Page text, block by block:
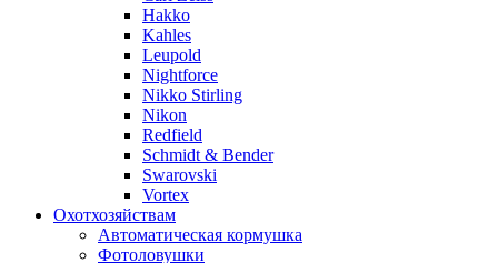
Hakko
Kahles
Leupold
Nightforce
Nikko Stirling
Nikon
Redfield
Schmidt & Bender
Swarovski
Vortex
Охотхозяйствам
Автоматическая кормушка
Фотоловушки